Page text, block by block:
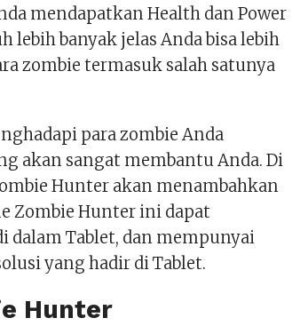
mendapatkan Health dan Power
lebih banyak jelas Anda bisa lebih
zombie termasuk salah satunya
para zombie Anda
akan sangat membantu Anda. Di
Hunter akan menambahkan
Zombie Hunter ini dapat
dalam Tablet, dan mempunyai
yang hadir di Tablet.
Hunter